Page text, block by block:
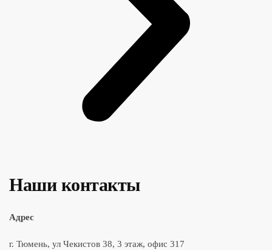
Наши контакты
Адрес
г. Тюмень, ул Чекистов 38, 3 этаж, офис 317